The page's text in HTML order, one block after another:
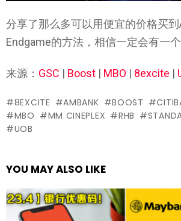
分享了那么多可以用便宜的价格买
Endgame的方法，相信一定会有一个
来源： GSC | Boost | MBO | 8excite |
8EXCITE AMBANK BOOST
MBO
MM CINEPLEX RHB
UOB
YOU MAY ALSO LIKE